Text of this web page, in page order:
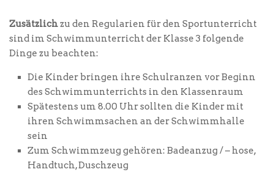
Zusätzlichzu den Regularien für den Sportunterricht
sind im Schwimmunterricht der Klasse 3 folgende
Dinge zu beachten:
Die Kinder bringen ihre Schulranzen vor Beginn
des Schwimmunterrichts in den Klassenraum
Spätestens um 8.00 Uhr sollten die Kinder mit
ihren Schwimmsachen an der Schwimmhalle
sein
Zum Schwimmzeug gehören: Badeanzug / – hose,
Handtuch, Duschzeug